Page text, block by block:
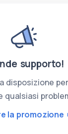
supporto!
disposizione
qualsiasi
la promozione